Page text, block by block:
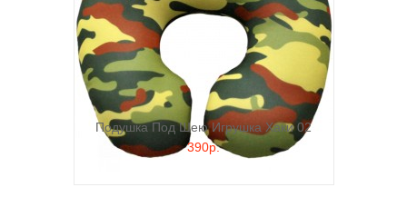
Подушка Под Шею Игрушка Хаки 02
390р.